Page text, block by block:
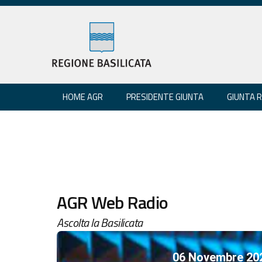
HOME AGR PRESIDENTE GIUNTA GIUNTA
AGR Web Radio
Ascolta la Basilicata
06 Novembre